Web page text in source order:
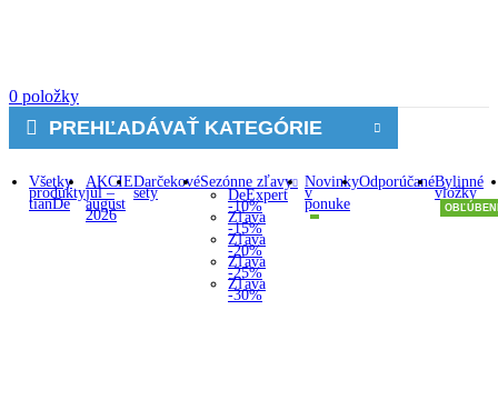
0 položky
PREHĽADÁVAŤ KATEGÓRIE
Všetky
produkty
tianDe
AKCIE
júl –
august
2026
Darčekové
sety
Sezónne zľavy
DeExpert
-10%
Zľava
-15%
Zľava
-20%
Zľava
-25%
Zľava
-30%
Novinky
v
ponuke
OdporúčanéBylinné
vložky